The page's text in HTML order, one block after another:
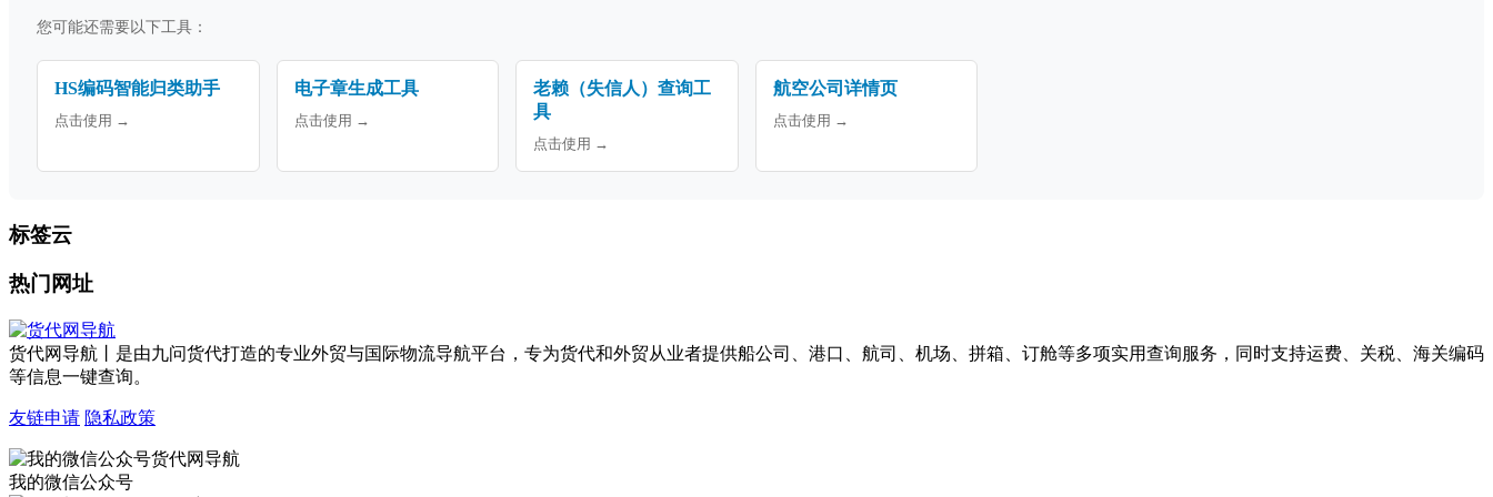
您可能还需要以下工具：
HS编码智能归类助手
点击使用 →
电子章生成工具
点击使用 →
老赖（失信人）查询工
具
点击使用 →
航空公司详情页
点击使用 →
标签云
热门网址
货代网导航丨是由九问货代打造的专业外贸与国际物流导航平台，专为货代和外贸从业者提供船公司、港口、航司、机场、拼箱、订舱等多项实用查询服务，同时支持运费、关税、海关编码
等信息一键查询。
友链申请 隐私政策
我的微信公众号